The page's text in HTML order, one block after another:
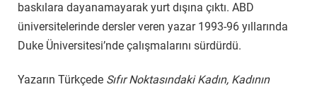
baskılara dayanamayarak yurt dışına çıktı. ABD
üniversitelerinde dersler veren yazar 1993-96 yıllarında
Duke Üniversitesi’nde çalışmalarını sürdürdü.
Yazarın Türkçede Sıfır Noktasındaki Kadın, Kadının